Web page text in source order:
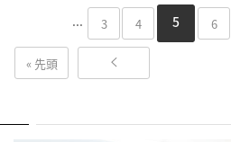
« 先頭
... 3 4 5 6